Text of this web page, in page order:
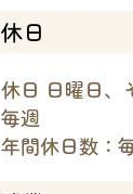
休日
休日 日曜日、
毎週
年間休日数：